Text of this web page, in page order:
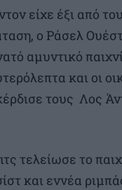
είχε έξι από
ο Ράσελ
αμυντικό
και οι
τους Λος
τελείωσε το
και εννέα